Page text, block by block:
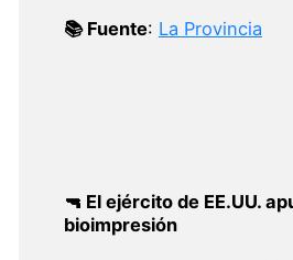
📚 Fuente: La Provincia
🔫 El ejército de EE.UU.
bioimpresión